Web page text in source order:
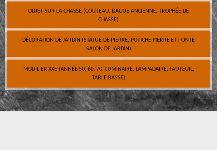
OBJET SUR LA CHASSE (COUTEAU, DAGUE ANCIENNE, TROPHÉE DE
CHASSE)
DÉCORATION DE JARDIN (STATUE DE PIERRE, POTICHE PIERRE ET FONTE
SALON DE JARDIN)
MOBILIER XXE (ANNÉE 50, 60, 70, LUMINAIRE, LAMPADAIRE, FAUTEUIL,
TABLE BASSE)